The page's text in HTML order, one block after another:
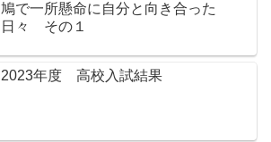
鳩で一所懸命に自分と向き合った
日々 その１
2023年度 高校入試結果